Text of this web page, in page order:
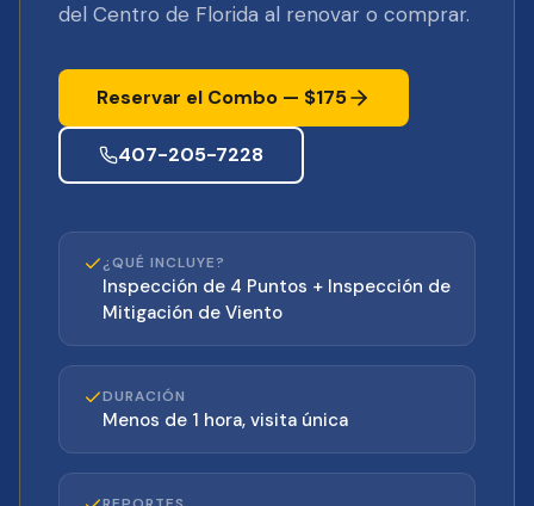
del Centro de Florida al renovar o comprar.
Reservar el Combo — $175
407-205-7228
¿QUÉ INCLUYE?
Inspección de 4 Puntos + Inspección de
Mitigación de Viento
DURACIÓN
Menos de 1 hora, visita única